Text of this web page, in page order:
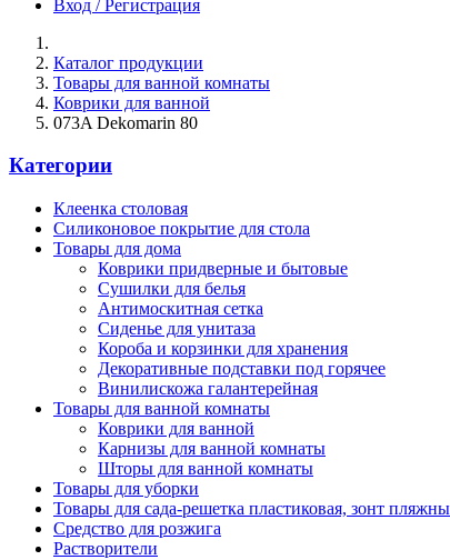
Вход / Регистрация
Каталог продукции
Товары для ванной комнаты
Коврики для ванной
073A Dekomarin 80
Категории
Клеенка столовая
Силиконовое покрытие для стола
Товары для дома
Коврики придверные и бытовые
Сушилки для белья
Антимоскитная сетка
Сиденье для унитаза
Короба и корзинки для хранения
Декоративные подставки под горячее
Винилискожа галантерейная
Товары для ванной комнаты
Коврики для ванной
Карнизы для ванной комнаты
Шторы для ванной комнаты
Товары для уборки
Товары для сада-решетка пластиковая, зонт
Средство для розжига
Растворители